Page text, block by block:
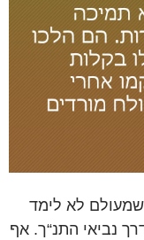
לא לימד
נביאי התנ“ך. אף